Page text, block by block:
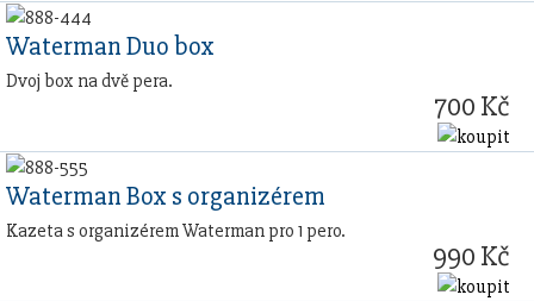
Waterman Duo box
Dvoj box na dvě pera.
700 Kč
Waterman Box s organizérem
Kazeta s organizérem Waterman pro 1 pero.
990 Kč